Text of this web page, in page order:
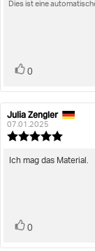
Dies ist eine
Stimme
0
Autor
der
Rezension:
Julia Zengler
07.01.2025
von
Rezensionstext:
Ich mag das Material.
Stimme
0